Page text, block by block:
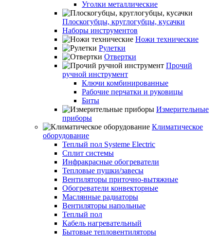
Уголки металлические
Плоскогубцы, круглогубцы, кусачки
Наборы инструментов
Ножи технические
Рулетки
Отвертки
Прочий
ручной инструмент
Ключи комбинированные
Рабочие перчатки и руковицы
Биты
Измерительные
приборы
Климатическое
оборудование
Теплый пол Systeme Electric
Сплит системы
Инфракрасные обогреватели
Тепловые пушки/завесы
Вентиляторы приточно-вытяжные
Обогреватели конвекторные
Маслянные радиаторы
Вентиляторы напольные
Теплый пол
Кабель нагревательный
Бытовые тепловентиляторы